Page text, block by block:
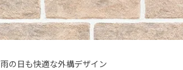
雨の日も快適な外構デザイン